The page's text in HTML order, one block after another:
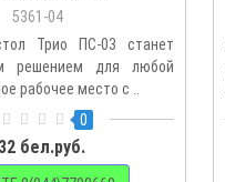
5361-04
Трио ПС-03 станет
решением для любой
рабочее место с ..
0
бел.руб.